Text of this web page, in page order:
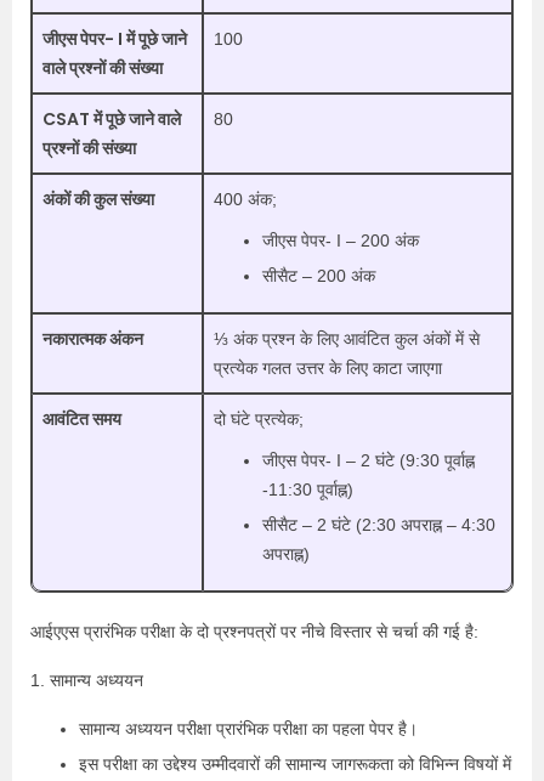
जीएस पेपर- I में पूछे जाने
वाले प्रश्नों की संख्या
100
CSAT में पूछे जाने वाले
प्रश्नों की संख्या
80
अंकों की कुल संख्या 400 अंक;
जीएस पेपर- I – 200 अंक
सीसैट – 200 अंक
नकारात्मक अंकन
⅓ अंक प्रश्न के लिए आवंटित कुल अंकों में से
प्रत्येक गलत उत्तर के लिए काटा जाएगा
आवंटित समय दो घंटे प्रत्येक;
जीएस पेपर- I – 2 घंटे (9:30 पूर्वाह्न
-11:30 पूर्वाह्न)
सीसैट – 2 घंटे (2:30 अपराह्न – 4:30
अपराह्न)
आईएएस प्रारंभिक परीक्षा के दो प्रश्नपत्रों पर नीचे विस्तार से चर्चा की गई है:
1. सामान्य अध्ययन
सामान्य अध्ययन परीक्षा प्रारंभिक परीक्षा का पहला पेपर है।
इस परीक्षा का उद्देश्य उम्मीदवारों की सामान्य जागरूकता को विभिन्न विषयों में